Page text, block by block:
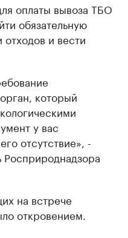
оплаты вывоза ТБО
обязательную
и вести
который
у вас
отсутствие», -
Росприроднадзора
на встрече
откровением.